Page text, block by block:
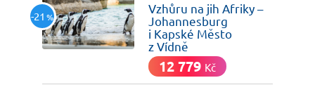
-21 %
Vzhůru na jih Afriky –
Johannesburg
i Kapské Město
z Vídně
12 779 Kč